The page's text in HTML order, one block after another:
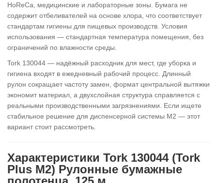
HoReCa, медицинские и лабораторные зоны. Бумага не
содержит отбеливателей на основе хлора, что соответствует
стандартам гигиены для пищевых производств. Условия
использования — стандартная температура помещения, без
ограничений по влажности среды.
Tork 130044 — надёжный расходник для мест, где уборка и
гигиена входят в ежедневный рабочий процесс. Длинный
рулон сокращает частоту замен, формат центральной вытяжки
экономит материал, а двухслойная структура справляется с
реальными производственными загрязнениями. Если ищете
стабильное решение для диспенсерной системы M2 — этот
вариант стоит рассмотреть.
Характеристики Tork 130044 (Tork
Plus M2) Рулонные бумажные